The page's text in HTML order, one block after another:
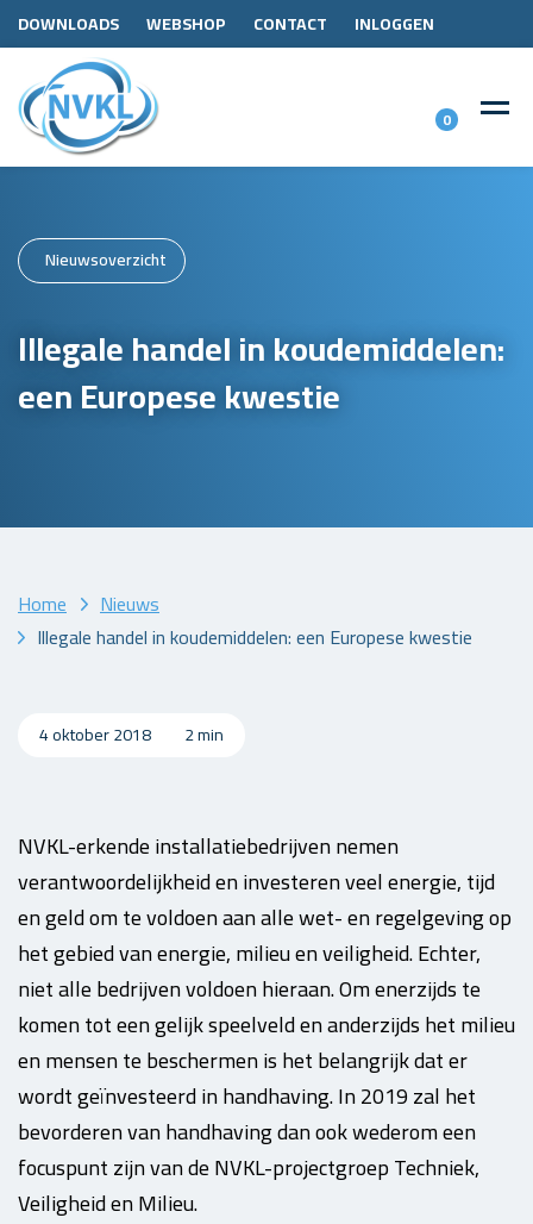
DOWNLOADS WEBSHOP CONTACT INLOGGEN
0
Nieuwsoverzicht
Illegale handel in koudemiddelen:
een Europese kwestie
Home
Nieuws
Illegale handel in koudemiddelen: een Europese kwestie
4 oktober 2018 2 min
NVKL-erkende installatiebedrijven nemen
verantwoordelijkheid en investeren veel energie, tijd
en geld om te voldoen aan alle wet- en regelgeving op
het gebied van energie, milieu en veiligheid. Echter,
niet alle bedrijven voldoen hieraan. Om enerzijds te
komen tot een gelijk speelveld en anderzijds het milieu
en mensen te beschermen is het belangrijk dat er
wordt geïnvesteerd in handhaving. In 2019 zal het
bevorderen van handhaving dan ook wederom een
focuspunt zijn van de NVKL-projectgroep Techniek,
Veiligheid en Milieu.